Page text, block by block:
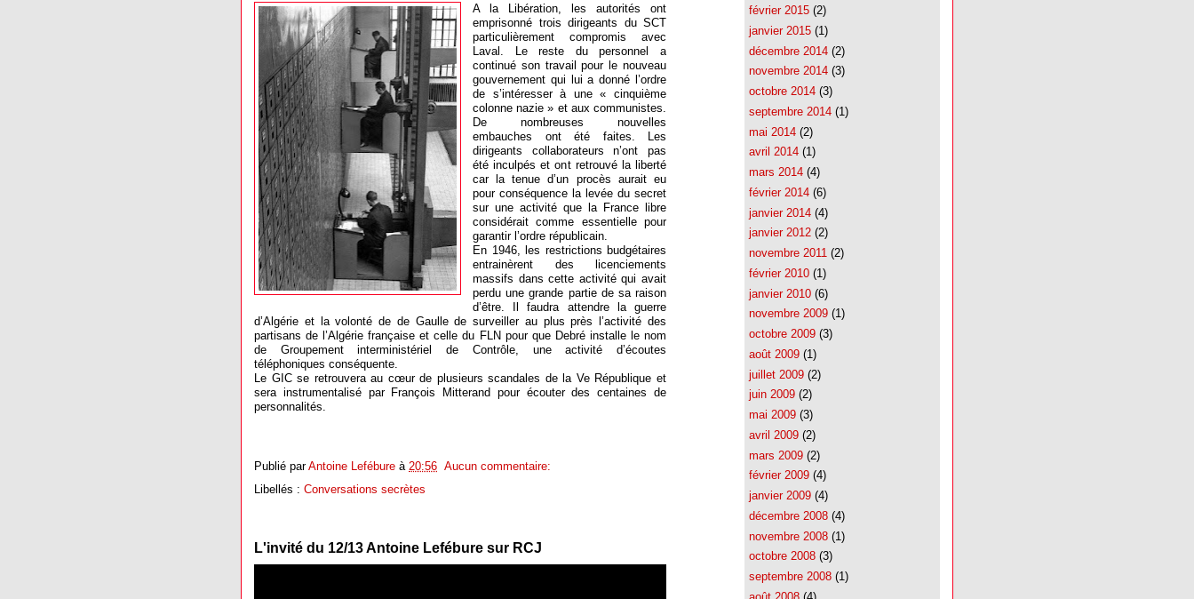
A la Libération, les autorités ont
emprisonné trois dirigeants du SCT
particulièrement compromis avec
Laval. Le reste du personnel a
continué son travail pour le nouveau
gouvernement qui lui a donné l’ordre
de s’intéresser à une « cinquième
colonne nazie » et aux communistes.
De nombreuses nouvelles
embauches ont été faites. Les
dirigeants collaborateurs n’ont pas
été inculpés et ont retrouvé la liberté
car la tenue d’un procès aurait eu
pour conséquence la levée du secret
sur une activité que la France libre
considérait comme essentielle pour
garantir l’ordre républicain.
En 1946, les restrictions budgétaires
entrainèrent des licenciements
massifs dans cette activité qui avait
perdu une grande partie de sa raison
d’être. Il faudra attendre la guerre
d’Algérie et la volonté de de Gaulle de surveiller au plus près l’activité des
partisans de l’Algérie française et celle du FLN pour que Debré installe le nom
de Groupement interministériel de Contrôle, une activité d’écoutes
téléphoniques conséquente.
Le GIC se retrouvera au cœur de plusieurs scandales de la Ve République et
sera instrumentalisé par François Mitterand pour écouter des centaines de
personnalités.
Publié parAntoine Lefébure à 20:56 Aucun commentaire:
Libellés : Conversations secrètes
L'invité du 12/13 Antoine Lefébure sur RCJ
février 2015 (2)
janvier 2015 (1)
décembre 2014 (2)
novembre 2014 (3)
octobre 2014 (3)
septembre 2014 (1)
mai 2014 (2)
avril 2014 (1)
mars 2014 (4)
février 2014 (6)
janvier 2014 (4)
janvier 2012 (2)
novembre 2011 (2)
février 2010 (1)
janvier 2010 (6)
novembre 2009 (1)
octobre 2009 (3)
août 2009 (1)
juillet 2009 (2)
juin 2009 (2)
mai 2009 (3)
avril 2009 (2)
mars 2009 (2)
février 2009 (4)
janvier 2009 (4)
décembre 2008 (4)
novembre 2008 (1)
octobre 2008 (3)
septembre 2008 (1)